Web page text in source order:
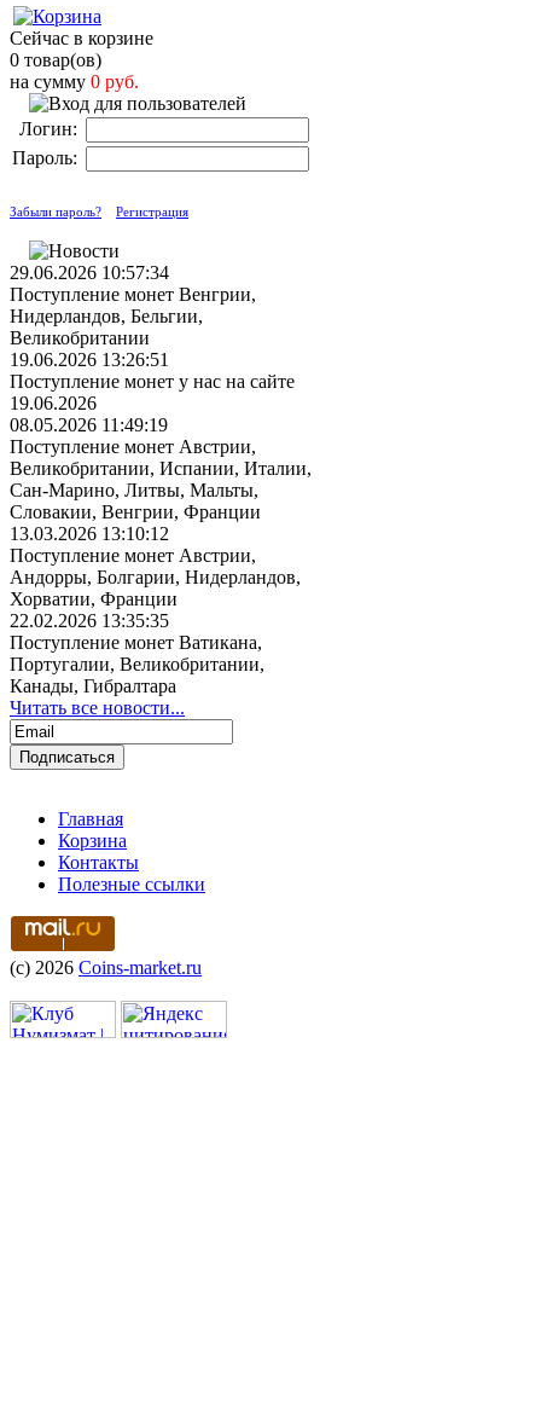
Сейчас в корзине
0 товар(ов)
на сумму 0 руб.
Логин:
Пароль:
Забыли пароль? Регистрация
29.06.2026 10:57:34
Поступление монет Венгрии,
Нидерландов, Бельгии,
Великобритании
19.06.2026 13:26:51
Поступление монет у нас на сайте
19.06.2026
08.05.2026 11:49:19
Поступление монет Австрии,
Великобритании, Испании, Италии,
Сан-Марино, Литвы, Мальты,
Словакии, Венгрии, Франции
13.03.2026 13:10:12
Поступление монет Австрии,
Андорры, Болгарии, Нидерландов,
Хорватии, Франции
22.02.2026 13:35:35
Поступление монет Ватикана,
Португалии, Великобритании,
Канады, Гибралтара
Читать все новости...
Главная
Корзина
Контакты
Полезные ссылки
(c) 2026 Coins-market.ru